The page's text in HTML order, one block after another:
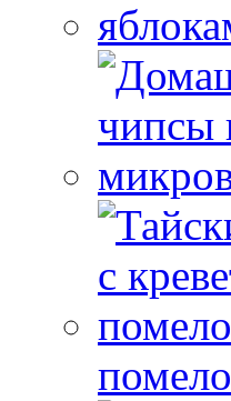
помело